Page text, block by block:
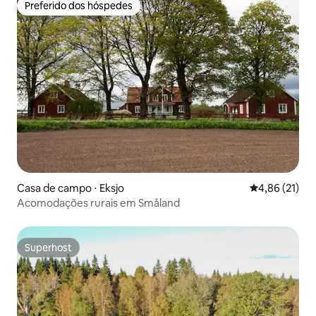
Preferido dos hóspedes
Preferido dos hóspedes
Casa de campo ⋅ Eksjo 4,86 de uma
4,86 (21)
Acomodações rurais em Småland
Superhost
Superhost